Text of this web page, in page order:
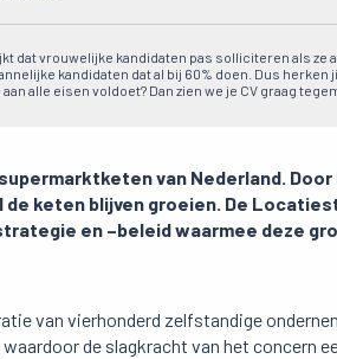
dat vrouwelijke kandidaten pas solliciteren als ze
kandidaten dat al bij 60% doen. Dus herken
alle eisen voldoet? Dan zien we je CV graag
van Nederland.
de keten blijven groeien. De
en –beleid waarmee deze
van vierhonderd zelfstandige
de slagkracht van het concern